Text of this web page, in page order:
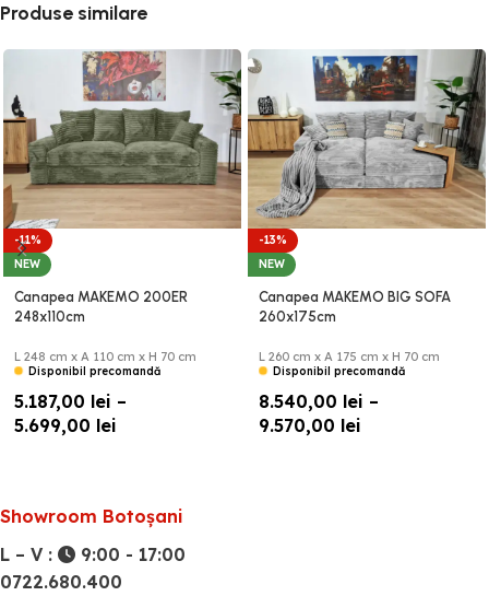
Produse similare
-11%
NEW
Canapea MAKEMO 200ER
248x110cm
L 248 cm x A 110 cm x H 70 cm
Disponibil precomandă
5.187,00 lei –
5.699,00 lei
-13%
NEW
Canapea MAKEMO BIG SOFA
260x175cm
L 260 cm x A 175 cm x H 70 cm
Disponibil precomandă
8.540,00 lei –
9.570,00 lei
Showroom Botoșani
L – V :
9:00 - 17:00
0722.680.400